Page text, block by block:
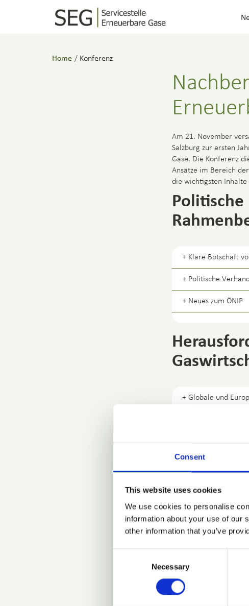
Consent
This website uses cookies
We use cookies to personalise
information about your use of our
other information that you’ve
Necessary
Home / Konferenz
Am 21. November
Salzburg zur ersten
Gase. Die Konferenz
Ansätze im Bereich
die wichtigsten Inhalte
+ Klare Botschaft
+ Politische
+ Neues zum ÖNIP
+ Globale und
+ Erneuerbare
+ Wasserstoff-
+ Einblicke in die